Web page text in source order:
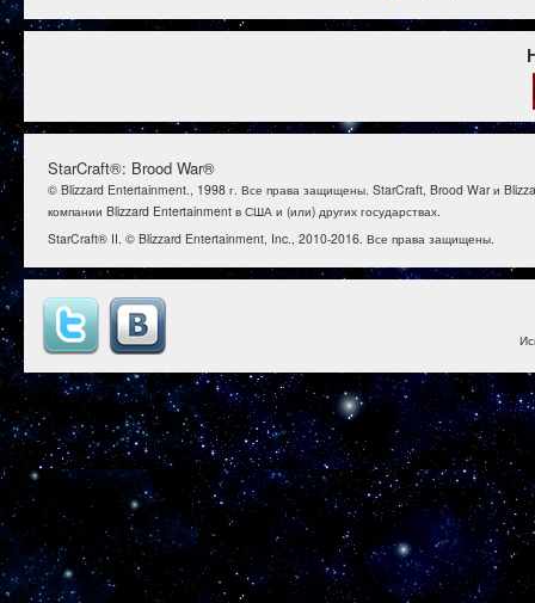
StarCraft®: Brood War®
© Blizzard Entertainment., 1998 г. Все права защищены. StarCraft, Brood War и
компании Blizzard Entertainment в США и (или) других государствах.
StarCraft® II. © Blizzard Entertainment, Inc., 2010-2016. Все права защищены.